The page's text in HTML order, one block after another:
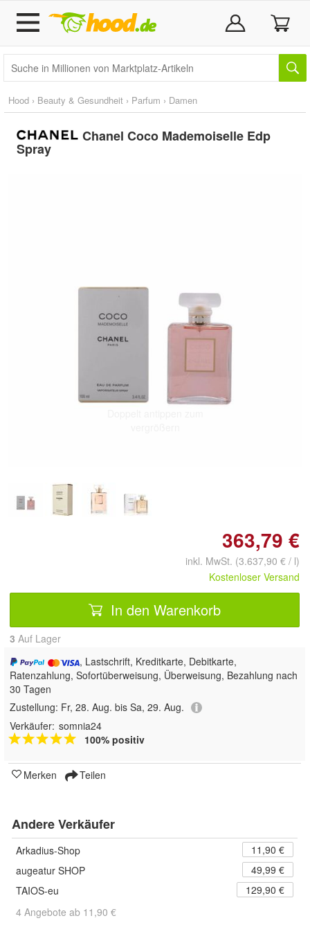
Hood › Beauty & Gesundheit › Parfum › Damen
Chanel Coco Mademoiselle Edp
Spray
363,79 €
inkl. MwSt. (3.637,90 € / l)
Kostenloser Versand
In den Warenkorb
3 Auf Lager
, Lastschrift, Kreditkarte, Debitkarte,
Ratenzahlung, Sofortüberweisung, Überweisung, Bezahlung nach
30 Tagen
Zustellung: Fr, 28. Aug. bis Sa, 29. Aug.
Verkäufer: somnia24
100% positiv
Merken Teilen
Andere Verkäufer
Arkadius-Shop
11,90 €
augeatur SHOP
49,99 €
TAIOS-eu
129,90 €
4 Angebote ab 11,90 €